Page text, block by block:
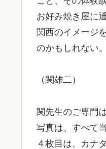
お好み焼き屋に
関西のイメージ
のかもしれない。
（関雄二）
関先生のご専門
写真は、すべて
４枚目は、カナ